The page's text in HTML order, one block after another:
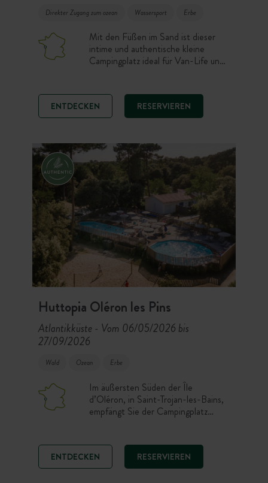
Direkter Zugang zum ozean Wassersport Erbe
Mit den Füßen im Sand ist dieser
intime und authentische kleine
Campingplatz ideal für Van-Life und
einem 100% komfortablen Canvas &
Wood Zelt nur wenige Schritte vom
Strand entfernt. Ozeanliebhaber,
einfache Atmosphäre, um die wilde
Küste, Sonne und Radtouren auf der
Ile de Ré zu genießen.
ENTDECKEN RESERVIEREN
Huttopia Oléron les Pins
Atlantikküste - Vom 06/05/2026 bis
27/09/2026
Wald Ozean Erbe
Im äußersten Süden der Île
d’Oléron, in Saint-Trojan-les-Bains,
empfängt Sie der Campingplatz
Genießen Sie einen naturnahen
Aufenthalt mit zwei Außenpools,
Restaurant und E-Bike-Verleih vor
ENTDECKEN RESERVIEREN